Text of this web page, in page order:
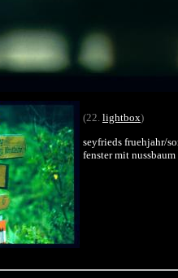
(22. lightbox)
seyfrieds fruehjahr/
fenster mit nussbaum